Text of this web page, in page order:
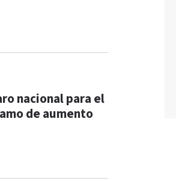
nacional para el
de aumento